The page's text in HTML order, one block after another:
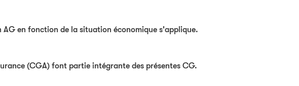
AG en fonction de la situation économique s'applique.
(CGA) font partie intégrante des présentes CG.